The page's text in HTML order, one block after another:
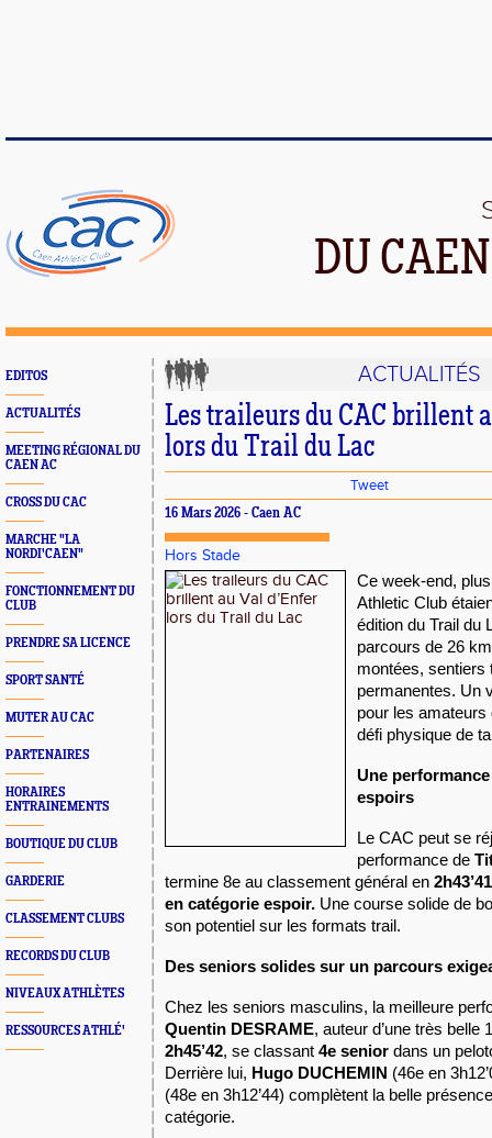
DU
EDITOS
ACTUALITÉS
MEETING RÉGIONAL DU
CAEN AC
CROSS DU CAC
MARCHE "LA
NORDI'CAEN"
FONCTIONNEMENT DU
CLUB
PRENDRE SA LICENCE
SPORT SANTÉ
MUTER AU CAC
PARTENAIRES
HORAIRES
ENTRAINEMENTS
BOUTIQUE DU CLUB
GARDERIE
CLASSEMENT CLUBS
RECORDS DU CLUB
NIVEAUX ATHLÈTES
RESSOURCES ATHLÉ'
ACTUALITÉS
Les traileurs du CAC brillent
lors du Trail du Lac
Tweet
16 Mars 2026 - Caen AC
Hors Stade
Ce week-end,
Athletic Club
édition du Trail du
parcours de 26
montées, sentiers
permanentes. Un
pour les
défi physique de
Une
espoirs
Le CAC peut se
performance de
termine 8e au classement général en 2h43’41
en catégorie espoir. Une course solide de
son potentiel sur les formats trail.
Des seniors solides sur un parcours
Chez les seniors masculins, la meilleure
Quentin DESRAME, auteur d’une très belle
2h45’42, se classant 4e senior dans un
Derrière lui, Hugo DUCHEMIN (46e en
(48e en 3h12’44) complètent la belle
catégorie.